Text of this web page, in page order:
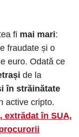
fi mai mari:
fraudate și o
euro. Odată ce
de la
în străinătate
active cripto.
extrădat în SUA,